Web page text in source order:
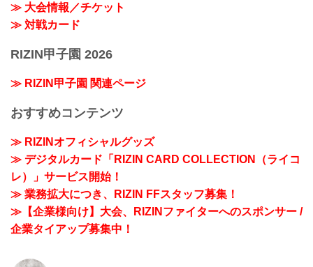
≫ 大会情報／チケット
≫ 対戦カード
RIZIN甲子園 2026
≫ RIZIN甲子園 関連ページ
おすすめコンテンツ
≫ RIZINオフィシャルグッズ
≫ デジタルカード「RIZIN CARD COLLECTION（ライコ
レ）」サービス開始！
≫ 業務拡大につき、RIZIN FFスタッフ募集！
≫【企業様向け】大会、RIZINファイターへのスポンサー /
企業タイアップ募集中！